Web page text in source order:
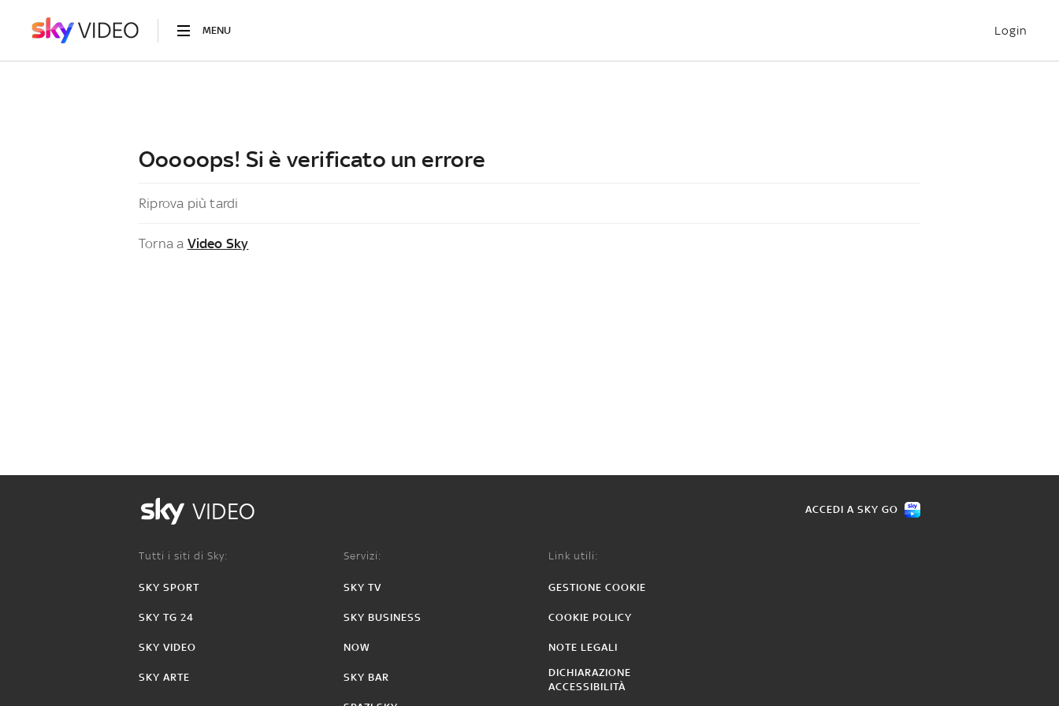
MENU Login
Ooooops! Si è verificato un errore
Riprova più tardi
Torna a Video Sky
VIDEO ACCEDI A SKY GO
Tutti i siti di Sky:
SKY SPORT
SKY TG 24
SKY VIDEO
SKY ARTE
Servizi:
SKY TV
SKY BUSINESS
NOW
SKY BAR
Link utili:
GESTIONE COOKIE
COOKIE POLICY
NOTE LEGALI
DICHIARAZIONE
ACCESSIBILITÀ